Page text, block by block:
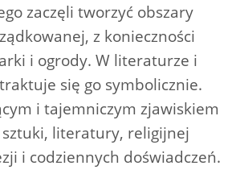
zaczęli tworzyć obszary
z konieczności
i ogrody. W literaturze i
się go symbolicznie.
i tajemniczym zjawiskiem
literatury, religijnej
i codziennych doświadczeń.